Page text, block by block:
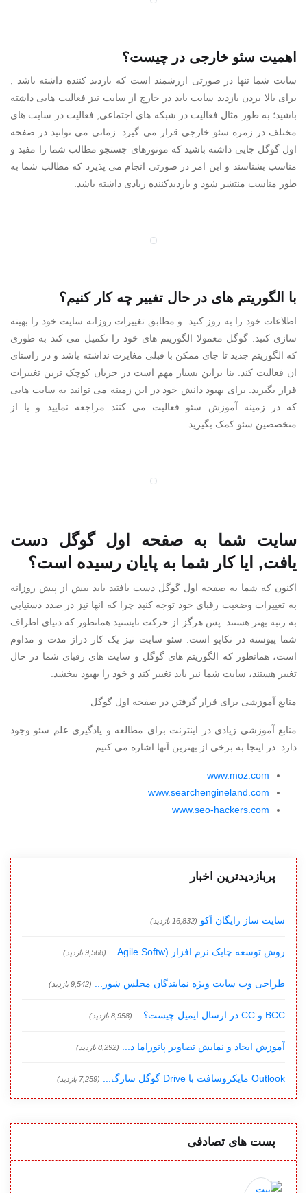
اهمیت سئو خارجی در چیست؟
سایت شما تنها در صورتی ارزشمند است که بازدید کننده داشته باشد ,
برای بالا بردن بازدید سایت باید در خارج از سایت نیز فعالیت هایی داشته
باشید؛ به طور مثال فعالیت در شبکه های اجتماعی, فعالیت در سایت های
مختلف در زمره سئو خارجی قرار می گیرد. زمانی می توانید در صفحه
اول گوگل جایی داشته باشید که موتورهای جستجو مطالب شما را مفید و
مناسب بشناسند و این امر در صورتی انجام می پذیرد که مطالب شما به
طور مناسب منتشر شود و بازدیدکننده زیادی داشته باشد.
با الگوریتم های در حال تغییر چه کار کنیم؟
اطلاعات خود را به روز کنید. و مطابق تغییرات روزانه سایت خود را بهینه
سازی کنید. گوگل معمولا الگوریتم های خود را تکمیل می کند به طوری
که الگوریتم جدید تا جای ممکن با قبلی مغایرت نداشته باشد و در راستای
ان فعالیت کند. بنا براین بسیار مهم است در جریان کوچک ترین تغییرات
قرار بگیرید. برای بهبود دانش خود در این زمینه می توانید به سایت هایی
که در زمینه آموزش سئو فعالیت می کنند مراجعه نمایید و یا از
متخصصین سئو کمک بگیرید.
سایت شما به صفحه اول گوگل دست
یافت, ایا کار شما به پایان رسیده است؟
اکنون که شما به صفحه اول گوگل دست یافتید باید بیش از پیش روزانه
به تغییرات وضعیت رقبای خود توجه کنید چرا که انها نیز در صدد دستیابی
به رتبه بهتر هستند. پس هرگز از حرکت نایستید همانطور که دنیای اطراف
شما پیوسته در تکاپو است. سئو سایت نیز یک کار دراز مدت و مداوم
است، همانطور که الگوریتم های گوگل و سایت های رقبای شما در حال
تغییر هستند، سایت شما نیز باید تغییر کند و خود را بهبود ببخشد.
منابع آموزشی برای قرار گرفتن در صفحه اول گوگل
منابع آموزشی زیادی در اینترنت برای مطالعه و یادگیری علم سئو وجود
دارد. در اینجا به برخی از بهترین آنها اشاره می کنیم:
www.moz.com
www.searchengineland.com
www.seo-hackers.com
پربازدیدترین اخبار
سایت ساز رایگان آکو (16,832 بازدید)
روش توسعه چابک نرم افزار (Agile Softw... (9,568 بازدید)
طراحی وب سایت ویژه نمایندگان مجلس شور... (9,542 بازدید)
BCC و CC در ارسال ایمیل چیست؟... (8,958 بازدید)
آموزش ایجاد و نمایش تصاویر پانوراما د... (8,292 بازدید)
Outlook مایکروسافت با Drive گوگل سازگ... (7,259 بازدید)
پست های تصادفی